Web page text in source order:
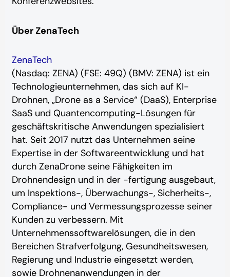
Über ZenaTech
ZenaTech
(Nasdaq: ZENA) (FSE: 49Q) (BMV: ZENA) ist ein
Technologieunternehmen, das sich auf KI-
Drohnen, „Drone as a Service“ (DaaS), Enterprise
SaaS und Quantencomputing-Lösungen für
geschäftskritische Anwendungen spezialisiert
hat. Seit 2017 nutzt das Unternehmen seine
Expertise in der Softwareentwicklung und hat
durch ZenaDrone seine Fähigkeiten im
Drohnendesign und in der -fertigung ausgebaut,
um Inspektions-, Überwachungs-, Sicherheits-,
Compliance- und Vermessungsprozesse seiner
Kunden zu verbessern. Mit
Unternehmenssoftwarelösungen, die in den
Bereichen Strafverfolgung, Gesundheitswesen,
Regierung und Industrie eingesetzt werden,
sowie Drohnenanwendungen in der